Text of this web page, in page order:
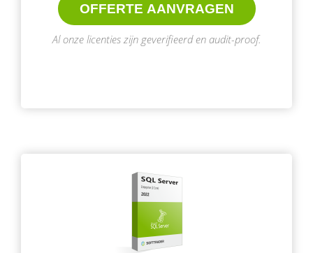
OFFERTE AANVRAGEN
Al onze licenties zijn geverifieerd en audit-proof.